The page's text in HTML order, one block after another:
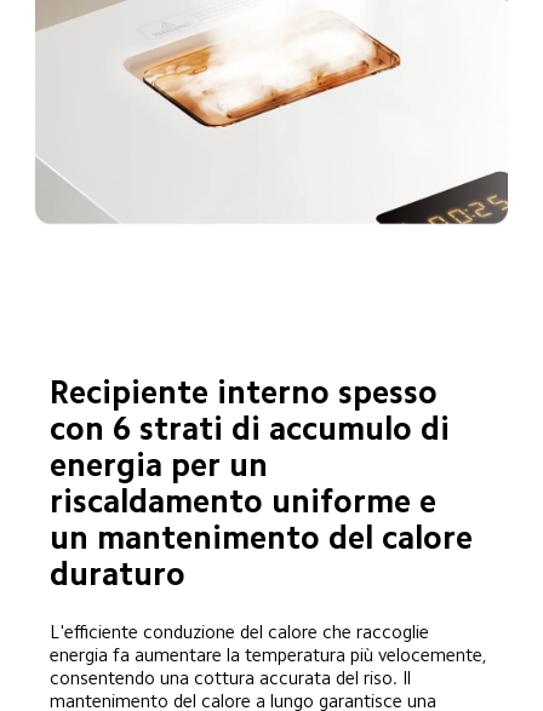
Recipiente interno spesso
con 6 strati di accumulo di
energia per un
riscaldamento uniforme e
un mantenimento del calore
duraturo
L'efficiente conduzione del calore che raccoglie
energia fa aumentare la temperatura più velocemente,
consentendo una cottura accurata del riso. Il
mantenimento del calore a lungo garantisce una